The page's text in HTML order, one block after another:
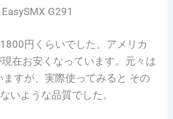
EasySMX G291
円くらいでした。アメリカ
在お安くなっています。 元々は
すが、実際使ってみると その
いような品質でした。